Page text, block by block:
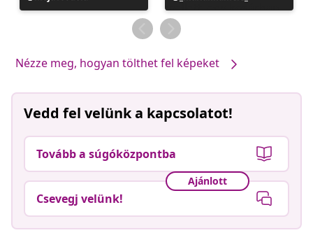
közzétevője
közzétevője
Nézze meg, hogyan tölthet fel képeket
Vedd fel velünk a kapcsolatot!
Tovább a súgóközpontba
Ajánlott
Csevegj velünk!